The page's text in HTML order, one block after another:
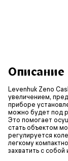
Описание
Levenhuk Zeno
увеличением,
приборе
можно будет под
Это помогает
стать объектом
регулируется
легкому
захватить с собой